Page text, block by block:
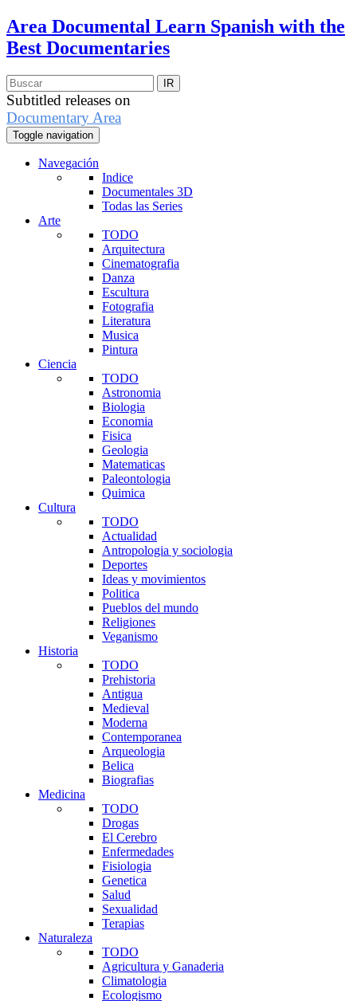
Area Documental Learn Spanish with the
Best Documentaries
Subtitled releases on
Documentary Area
Toggle navigation
Navegación
Indice
Documentales 3D
Todas las Series
Arte
TODO
Arquitectura
Cinematografia
Danza
Escultura
Fotografia
Literatura
Musica
Pintura
Ciencia
TODO
Astronomia
Biologia
Economia
Fisica
Geologia
Matematicas
Paleontologia
Quimica
Cultura
TODO
Actualidad
Antropologia y sociologia
Deportes
Ideas y movimientos
Politica
Pueblos del mundo
Religiones
Veganismo
Historia
TODO
Prehistoria
Antigua
Medieval
Moderna
Contemporanea
Arqueologia
Belica
Biografias
Medicina
TODO
Drogas
El Cerebro
Enfermedades
Fisiologia
Genetica
Salud
Sexualidad
Terapias
Naturaleza
TODO
Agricultura y Ganaderia
Climatologia
Ecologismo